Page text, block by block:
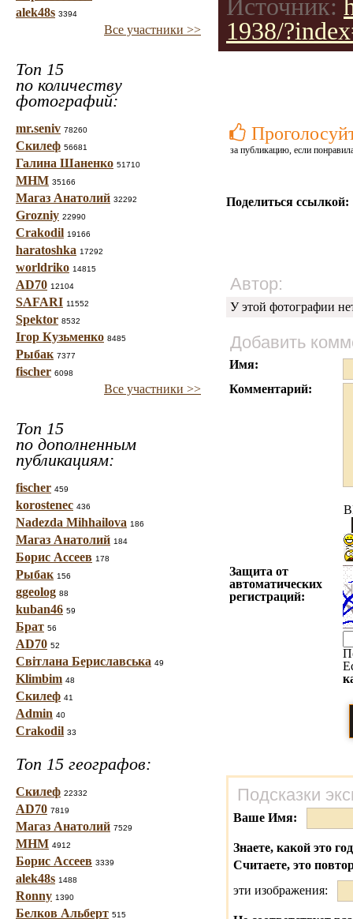
alek48s 3394
Все участники >>
Топ 15
по количеству
фотографий:
mr.seniv 78260
Скилеф 56681
Галина Шаненко 51710
МНМ 35166
Магаз Анатолий 32292
Grozniy 22990
Crakodil 19166
haratoshka 17292
worldriko 14815
AD70 12104
SAFARI 11552
Spektor 8532
Ігор Кузьменко 8485
Рыбак 7377
fischer 6098
Все участники >>
Топ 15
по дополненным
публикациям:
fischer 459
korostenec 436
Nadezda Mihhailova 186
Магаз Анатолий 184
Борис Ассеев 178
Рыбак 156
ggeolog 88
kuban46 59
Брат 56
AD70 52
Світлана Бериславська 49
Klimbim 48
Скилеф 41
Admin 40
Crakodil 33
Топ 15 географов:
Скилеф 22332
AD70 7819
Магаз Анатолий 7529
МНМ 4912
Борис Ассеев 3339
alek48s 1488
Ronny 1390
Белков Альберт 515
Источник:
1938/
за публикацию, если
Поделиться ссылкой:
Автор:
У этой фотографии
Добавить
Имя:
Комментарий:
Защита от
автоматических
регистраций:
Подсказки
Ваше Имя:
Знаете, какой это
Считаете, это
эти изображения: